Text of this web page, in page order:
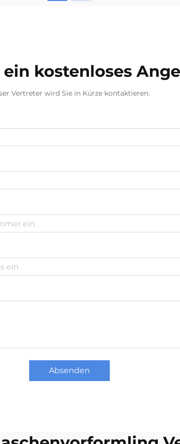
ein kostenloses
Vertreter wird Sie in Kürze kontaktieren.
Absenden